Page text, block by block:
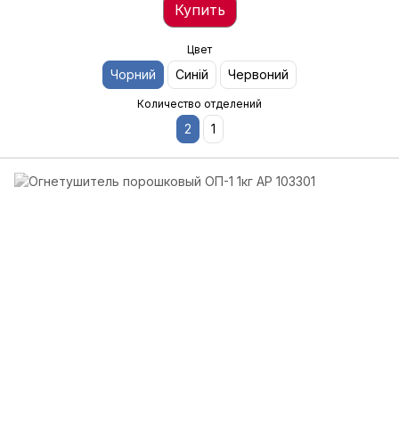
Купить
Цвет
Чорний Синій Червоний
Количество отделений
2 1